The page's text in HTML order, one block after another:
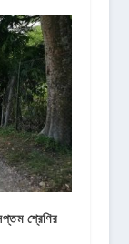
শ্রেণির